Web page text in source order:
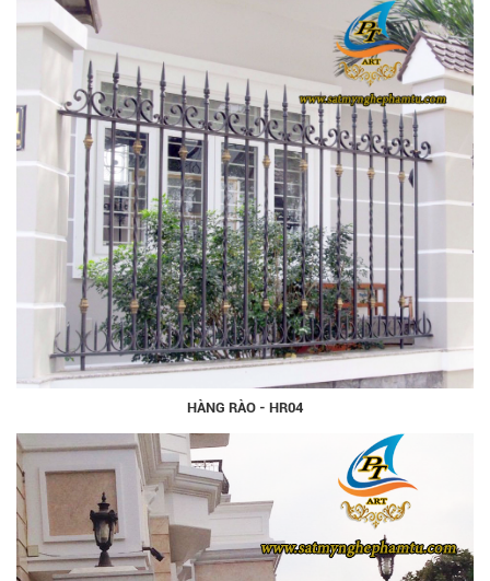
HÀNG RÀO - HR04